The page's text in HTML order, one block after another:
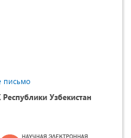
письмо
Узбекистан